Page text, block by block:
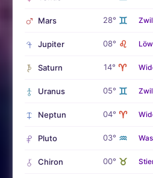
Mars 28° ♊
Jupiter 08° ♌
Saturn 14° ♈
Uranus 05° ♊
Neptun 04° ♈
Pluto 03° ♒
Chiron 00° ♉